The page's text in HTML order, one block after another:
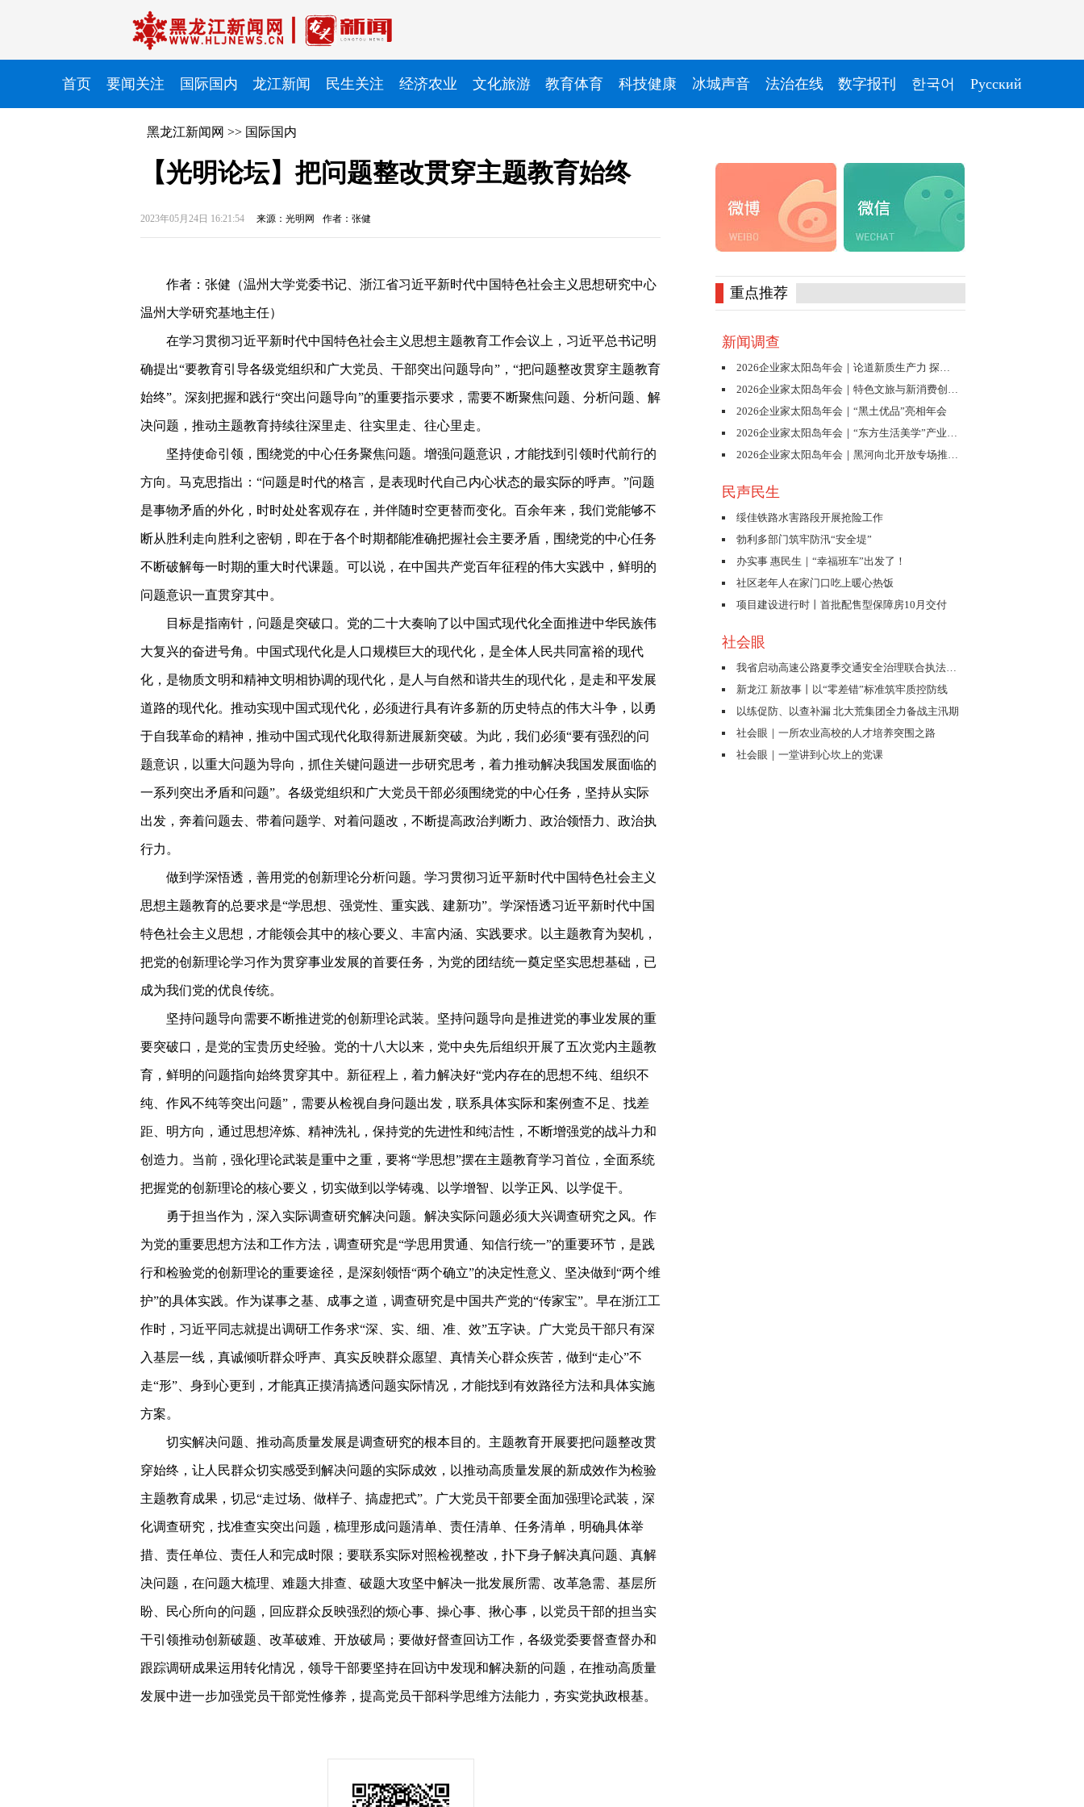
首页 要闻关注 国际国内 龙江新闻 民生关注 经济农业 文化旅游 教育体育 科技健康 冰城声音 法治在线 数字报刊 한국어 Pусский
黑龙江新闻网 >> 国际国内
【光明论坛】把问题整改贯穿主题教育始终
2023年05月24日 16:21:54 来源：光明网 作者：张健
作者：张健（温州大学党委书记、浙江省习近平新时代中国特色社会主义思想研究中心
温州大学研究基地主任）
在学习贯彻习近平新时代中国特色社会主义思想主题教育工作会议上，习近平总书记明
确提出“要教育引导各级党组织和广大党员、干部突出问题导向”，“把问题整改贯穿主题教育
始终”。深刻把握和践行“突出问题导向”的重要指示要求，需要不断聚焦问题、分析问题、解
决问题，推动主题教育持续往深里走、往实里走、往心里走。
坚持使命引领，围绕党的中心任务聚焦问题。增强问题意识，才能找到引领时代前行的
方向。马克思指出：“问题是时代的格言，是表现时代自己内心状态的最实际的呼声。”问题
是事物矛盾的外化，时时处处客观存在，并伴随时空更替而变化。百余年来，我们党能够不
断从胜利走向胜利之密钥，即在于各个时期都能准确把握社会主要矛盾，围绕党的中心任务
不断破解每一时期的重大时代课题。可以说，在中国共产党百年征程的伟大实践中，鲜明的
问题意识一直贯穿其中。
目标是指南针，问题是突破口。党的二十大奏响了以中国式现代化全面推进中华民族伟
大复兴的奋进号角。中国式现代化是人口规模巨大的现代化，是全体人民共同富裕的现代
化，是物质文明和精神文明相协调的现代化，是人与自然和谐共生的现代化，是走和平发展
道路的现代化。推动实现中国式现代化，必须进行具有许多新的历史特点的伟大斗争，以勇
于自我革命的精神，推动中国式现代化取得新进展新突破。为此，我们必须“要有强烈的问
题意识，以重大问题为导向，抓住关键问题进一步研究思考，着力推动解决我国发展面临的
一系列突出矛盾和问题”。各级党组织和广大党员干部必须围绕党的中心任务，坚持从实际
出发，奔着问题去、带着问题学、对着问题改，不断提高政治判断力、政治领悟力、政治执
行力。
做到学深悟透，善用党的创新理论分析问题。学习贯彻习近平新时代中国特色社会主义
思想主题教育的总要求是“学思想、强党性、重实践、建新功”。学深悟透习近平新时代中国
特色社会主义思想，才能领会其中的核心要义、丰富内涵、实践要求。以主题教育为契机，
把党的创新理论学习作为贯穿事业发展的首要任务，为党的团结统一奠定坚实思想基础，已
成为我们党的优良传统。
坚持问题导向需要不断推进党的创新理论武装。坚持问题导向是推进党的事业发展的重
要突破口，是党的宝贵历史经验。党的十八大以来，党中央先后组织开展了五次党内主题教
育，鲜明的问题指向始终贯穿其中。新征程上，着力解决好“党内存在的思想不纯、组织不
纯、作风不纯等突出问题”，需要从检视自身问题出发，联系具体实际和案例查不足、找差
距、明方向，通过思想淬炼、精神洗礼，保持党的先进性和纯洁性，不断增强党的战斗力和
创造力。当前，强化理论武装是重中之重，要将“学思想”摆在主题教育学习首位，全面系统
把握党的创新理论的核心要义，切实做到以学铸魂、以学增智、以学正风、以学促干。
勇于担当作为，深入实际调查研究解决问题。解决实际问题必须大兴调查研究之风。作
为党的重要思想方法和工作方法，调查研究是“学思用贯通、知信行统一”的重要环节，是践
行和检验党的创新理论的重要途径，是深刻领悟“两个确立”的决定性意义、坚决做到“两个维
护”的具体实践。作为谋事之基、成事之道，调查研究是中国共产党的“传家宝”。早在浙江工
作时，习近平同志就提出调研工作务求“深、实、细、准、效”五字诀。广大党员干部只有深
入基层一线，真诚倾听群众呼声、真实反映群众愿望、真情关心群众疾苦，做到“走心”不
走“形”、身到心更到，才能真正摸清搞透问题实际情况，才能找到有效路径方法和具体实施
方案。
切实解决问题、推动高质量发展是调查研究的根本目的。主题教育开展要把问题整改贯
穿始终，让人民群众切实感受到解决问题的实际成效，以推动高质量发展的新成效作为检验
主题教育成果，切忌“走过场、做样子、搞虚把式”。广大党员干部要全面加强理论武装，深
化调查研究，找准查实突出问题，梳理形成问题清单、责任清单、任务清单，明确具体举
措、责任单位、责任人和完成时限；要联系实际对照检视整改，扑下身子解决真问题、真解
决问题，在问题大梳理、难题大排查、破题大攻坚中解决一批发展所需、改革急需、基层所
盼、民心所向的问题，回应群众反映强烈的烦心事、操心事、揪心事，以党员干部的担当实
干引领推动创新破题、改革破难、开放破局；要做好督查回访工作，各级党委要督查督办和
跟踪调研成果运用转化情况，领导干部要坚持在回访中发现和解决新的问题，在推动高质量
发展中进一步加强党员干部党性修养，提高党员干部科学思维方法能力，夯实党执政根基。